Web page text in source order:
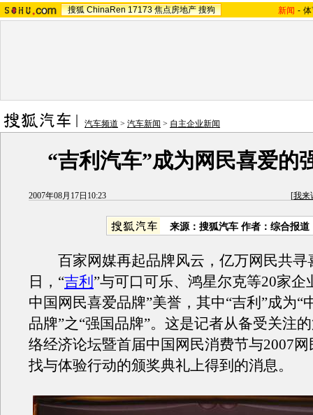
搜狐 ChinaRen 17173 焦点房地产 搜狗 新闻 -
汽车频道 > 汽车新闻 > 自主企业新闻
“吉利汽车”成为网民喜爱的
2007年08月17日10:23 [我来
来源：搜狐汽车 作者：综合报道
百家网媒再起品牌风云，亿万网民共寻
日，“吉利 ”与可口可乐、鸿星尔克等20家企
中国网民喜爱品牌”美誉，其中“吉利”成为“
品牌”之“强国品牌”。这是记者从备受关注
络经济论坛暨首届中国网民消费节与2007
找与体验行动的颁奖典礼上得到的消息。